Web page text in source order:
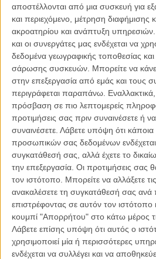
αποστέλλονται από μια συσκευή για
και περιεχόμενο, μέτρηση διαφήμισης
ακροατηρίου και ανάπτυξη υπηρεσιών.
και οι συνεργάτες μας ενδέχεται να
δεδομένα γεωγραφικής τοποθεσίας
σάρωσης συσκευών. Μπορείτε να
στην επεξεργασία από εμάς και τους
περιγράφεται παραπάνω.
πρόσβαση σε πιο λεπτομερείς
προτιμήσεις σας πριν συναινέσετε ή
συναινέσετε. Λάβετε υπόψη ότι κάποια
προσωπικών σας δεδομένων ενδέχεται
συγκατάθεσή σας, αλλά έχετε το
την επεξεργασία. Οι προτιμήσεις σας
τον ιστότοπο. Μπορείτε να αλλάξετε
ανακαλέσετε τη συγκατάθεσή σας ανά
επιστρέφοντας σε αυτόν τον ιστότοπο
κουμπί "Απορρήτου" στο κάτω μέρος
Λάβετε επίσης υπόψη ότι αυτός ο
χρησιμοποιεί μία ή περισσότερες
ενδέχεται να συλλέγει και να
Wars: The Force Awakens»
Δεν ξέρουμε βεβαίως πόσο μεγάλος
Αστρων» είναι ο ηθοποιός, ούτε ποιες
αντιδράσεις, αλλά αυτό το βίντεο
«Interstellar» στις οποίες βλέπει τις
έχουν στείλει από τη γη με το τρέιλερ
Αμπραμς είναι πανέξυπνο.
Δείτε ακόμα: Η δύναμη ας είναι μαζί
«Star Wars: The Force Awakens»
Η συγκίνηση μπορεί του ηθοποιού
από το γεγονός που βλέπει τα παιδιά
στα μάτια του, αλλά για μερικούς
μπορεί και να θυμίζει την δικιά τους. Αν
έχουν περάσει από την πρώτη ταινία
κάποιοι από τους θεατές της βλέποντας
φιλμ πιθανότατα θα είναι σαν να
περνά μπροστά από τα μάτια τους...